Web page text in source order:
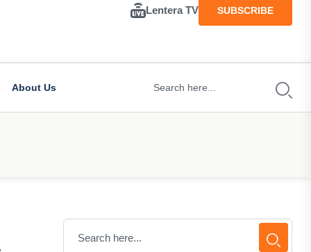
Lentera TV SUBSCRIBE
About Us